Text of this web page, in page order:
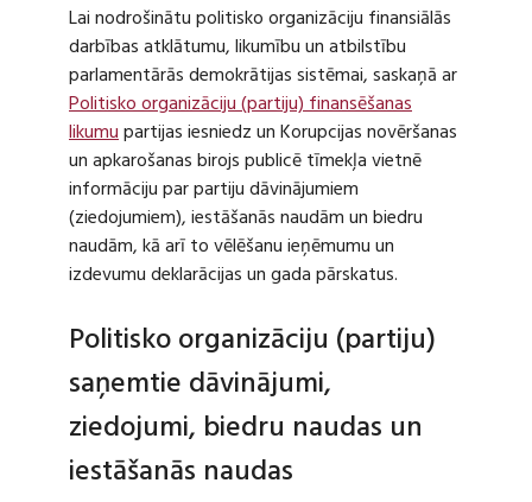
Lai nodrošinātu politisko organizāciju finansiālās
darbības atklātumu, likumību un atbilstību
parlamentārās demokrātijas sistēmai, saskaņā ar
Politisko organizāciju (partiju) finansēšanas
likumupartijas iesniedz un Korupcijas novēršanas
un apkarošanas birojs publicē tīmekļa vietnē
informāciju par partiju dāvinājumiem
(ziedojumiem), iestāšanās naudām un biedru
naudām, kā arī to vēlēšanu ieņēmumu un
izdevumu deklarācijas un gada pārskatus.
Politisko organizāciju (partiju)
saņemtie dāvinājumi,
ziedojumi, biedru naudas un
iestāšanās naudas